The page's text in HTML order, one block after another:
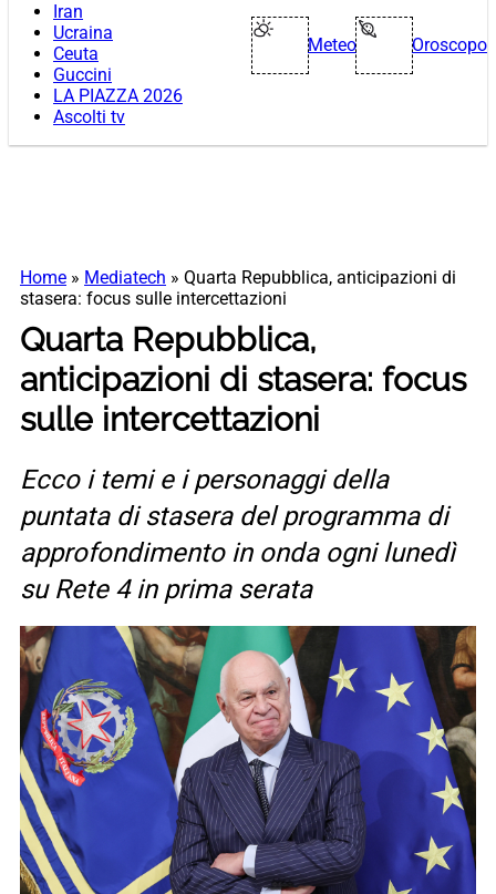
Iran
Ucraina
Ceuta
Guccini
LA PIAZZA 2026
Ascolti tv
Meteo Oroscopo
Home » Mediatech » Quarta Repubblica, anticipazioni di
stasera: focus sulle intercettazioni
Quarta Repubblica,
anticipazioni di stasera: focus
sulle intercettazioni
Ecco i temi e i personaggi della
puntata di stasera del programma di
approfondimento in onda ogni lunedì
su Rete 4 in prima serata